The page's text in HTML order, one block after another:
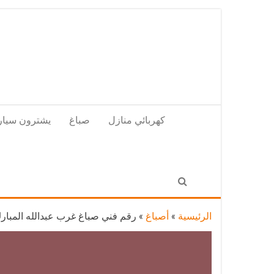
يشترون صباغ كهربائي منازل
الرئيسية » أصباغ » رقم فني صباغ غرب عبدالله المبارك / 66405052 /اشطر